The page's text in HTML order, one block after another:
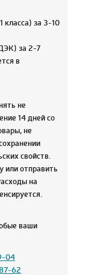
класса) за 3-10
за 2-7
в
не
14 дней со
не
свойств.
или отправить
на
ваши
04
62